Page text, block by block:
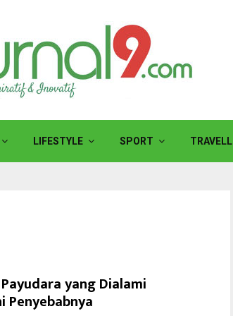
LIFESTYLE SPORT
yang Dialami
Penyebabnya